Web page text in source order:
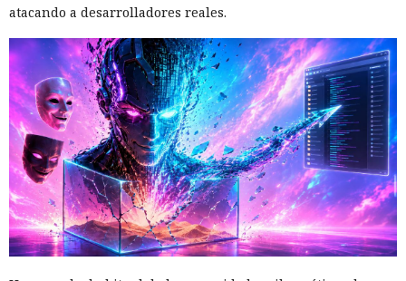
atacando a desarrolladores reales.